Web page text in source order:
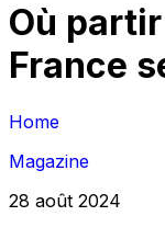
Où
France
Home
Magazine
28 août 2024